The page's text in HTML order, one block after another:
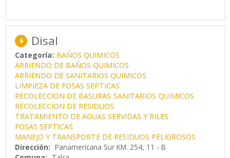
6 Disal
Categoría: BAÑOS QUIMICOS
ARRIENDO DE BAÑOS QUIMICOS
ARRIENDO DE SANITARIOS QUIMICOS
LIMPIEZA DE FOSAS SEPTICAS
RECOLECCION DE BASURAS SANITARIOS QUIMICOS
RECOLECCION DE RESIDUOS
TRATAMIENTO DE AGUAS SERVIDAS Y RILES
FOSAS SEPTICAS
MANEJO Y TRANSPORTE DE RESIDUOS PELIGROSOS
Dirección: Panamericana Sur KM. 254, 11 - B